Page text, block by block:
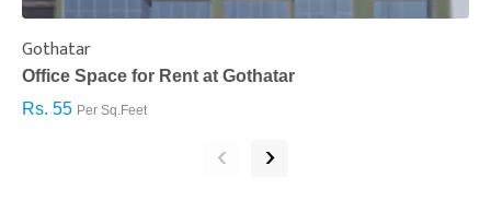
Gothatar
Office Space for Rent at Gothatar
Rs. 55 Per Sq.Feet
‹ ›